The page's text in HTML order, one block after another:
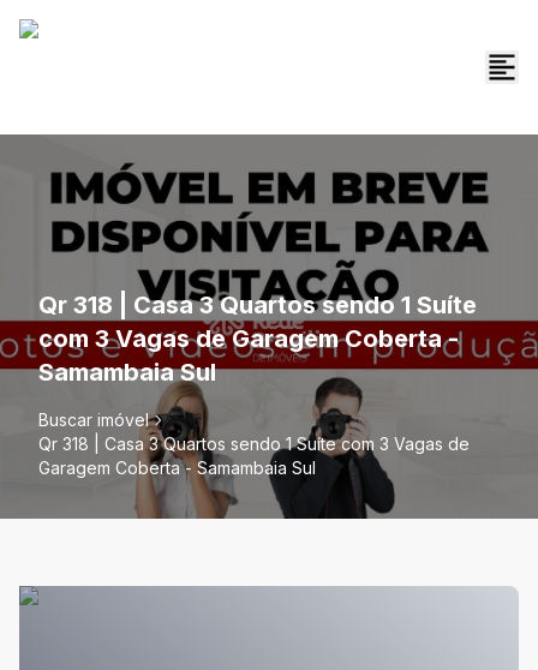
Qr 318 | Casa 3 Quartos sendo 1 Suíte
com 3 Vagas de Garagem Coberta -
Samambaia Sul
Buscar imóvel
Qr 318 | Casa 3 Quartos sendo 1 Suíte com 3 Vagas de
Garagem Coberta - Samambaia Sul